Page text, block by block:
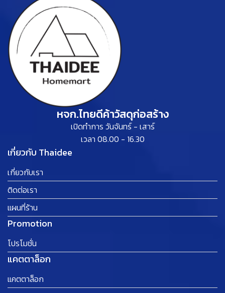
หจก.ไทยดีค้าวัสดุก่อสร้าง
เปิดทำการ วันจันทร์ - เสาร์
เวลา 08.00 - 16.30
เกี่ยวกับ Thaidee
เกี่ยวกับเรา
ติดต่อเรา
แผนที่ร้าน
Promotion
โปรโมชั่น
แคตตาล็อก
แคตตาล็อก